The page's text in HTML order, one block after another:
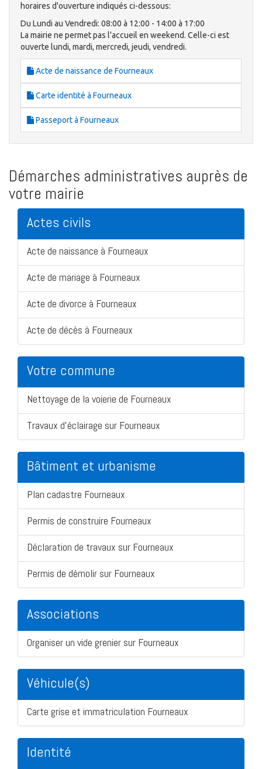
horaires d'ouverture indiqués ci-dessous:
Du Lundi au Vendredi: 08:00 à 12:00 - 14:00 à 17:00
La mairie ne permet pas l'accueil en weekend. Celle-ci est
ouverte lundi, mardi, mercredi, jeudi, vendredi.
Acte de naissance de Fourneaux
Carte identité à Fourneaux
Passeport à Fourneaux
Démarches administratives auprès de
votre mairie
Actes civils
Acte de naissance à Fourneaux
Acte de mariage à Fourneaux
Acte de divorce à Fourneaux
Acte de décès à Fourneaux
Votre commune
Nettoyage de la voierie de Fourneaux
Travaux d'éclairage sur Fourneaux
Bâtiment et urbanisme
Plan cadastre Fourneaux
Permis de construire Fourneaux
Déclaration de travaux sur Fourneaux
Permis de démolir sur Fourneaux
Associations
Organiser un vide grenier sur Fourneaux
Véhicule(s)
Carte grise et immatriculation Fourneaux
Identité